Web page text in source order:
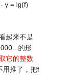
y = lg(f)
起来不是
的形
它的整数
推了，把f